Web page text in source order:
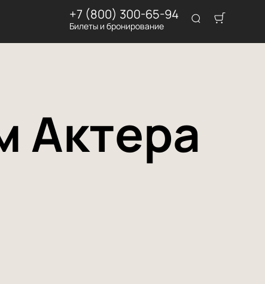
+7 (800) 300-65-94
Билеты и бронирование
Актера